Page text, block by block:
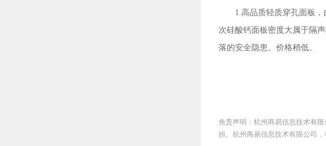
1.高品质轻质穿孔面板
次硅酸钙面板密度大属于隔
落的安全隐患。价格稍低。
免责声明：杭州商易信息技术有
担。杭州商易信息技术有限公司